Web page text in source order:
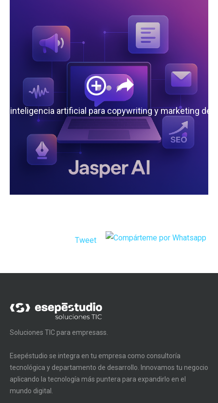
la inteligencia artificial para copywriting y marketing de
Tweet
Soluciones TIC para empresass.
Esepéstudio se integra en tu empresa como consultoría
tecnológica y departamento de desarrollo. Innovamos tu negocio
aplicando la tecnología más puntera para expandirlo en el
mundo digital.